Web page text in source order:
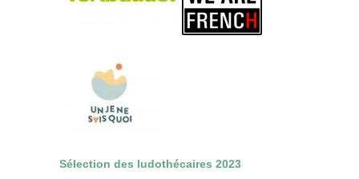
Sélection des ludothécaires 2023